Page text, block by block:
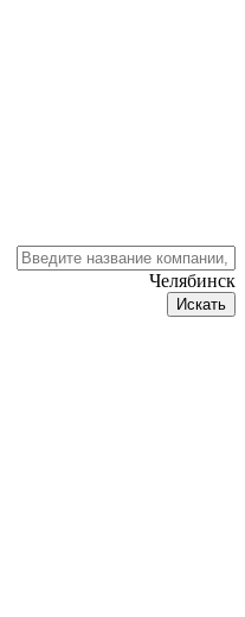
Челябинск
Искать